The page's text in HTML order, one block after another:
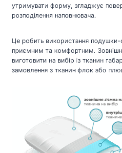
утримувати форму, згладжує
розподілення наповнювача.
Це робить використання
приємним та комфортним.
виготовити на вибір із тканин
замовлення з тканин флок або